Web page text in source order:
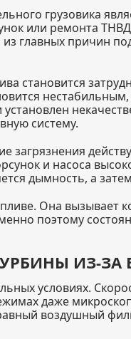
грузовика
или ремонта
из главных причин
становится
систему.
загрязнения
и насоса
дымность, а
Она вызывает
поэтому
ИЗ-
условиях.
даже
воздушный